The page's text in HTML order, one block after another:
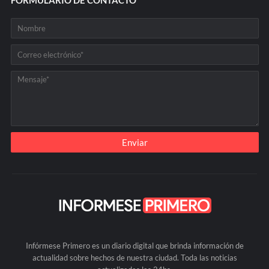
Infórmese Primero es un diario digital que brinda información de
actualidad sobre hechos de nuestra ciudad. Toda las noticias